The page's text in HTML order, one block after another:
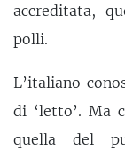
accreditata,
polli.
L’italiano
di ‘letto’. Ma
quella del